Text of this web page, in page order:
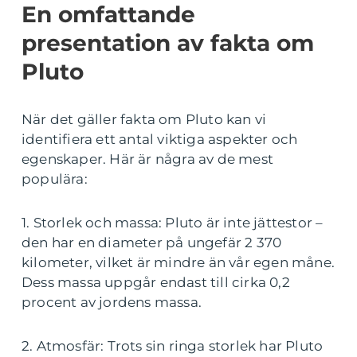
En omfattande
presentation av fakta om
Pluto
När det gäller fakta om Pluto kan vi
identifiera ett antal viktiga aspekter och
egenskaper. Här är några av de mest
populära:
1. Storlek och massa: Pluto är inte jättestor –
den har en diameter på ungefär 2 370
kilometer, vilket är mindre än vår egen måne.
Dess massa uppgår endast till cirka 0,2
procent av jordens massa.
2. Atmosfär: Trots sin ringa storlek har Pluto